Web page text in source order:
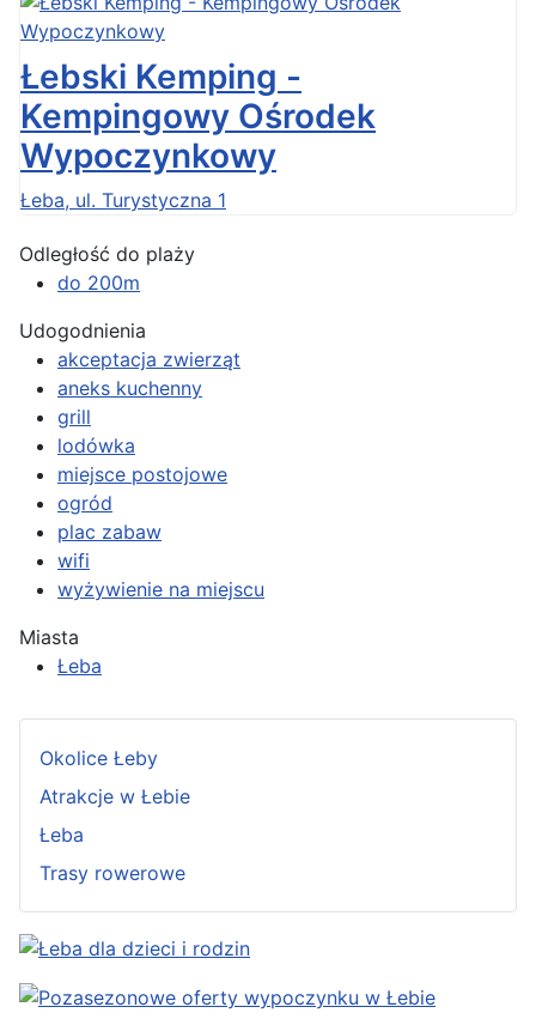
Łebski Kemping -
Kempingowy Ośrodek
Wypoczynkowy
Łeba, ul. Turystyczna 1
Odległość do plaży
do 200m
Udogodnienia
akceptacja zwierząt
aneks kuchenny
grill
lodówka
miejsce postojowe
ogród
plac zabaw
wifi
wyżywienie na miejscu
Miasta
Łeba
Okolice Łeby
Atrakcje w Łebie
Łeba
Trasy rowerowe